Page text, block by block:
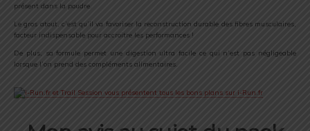
présent dans la poudre.
Le gros atout, c’est qu’il va favoriser la reconstruction durable des fibres musculaires,
facteur indispensable pour accroitre les performances !
De plus, sa formule permet une digestion ultra facile ce qui n’est pas négligeable
lorsque l’on prend des compléments alimentaires.